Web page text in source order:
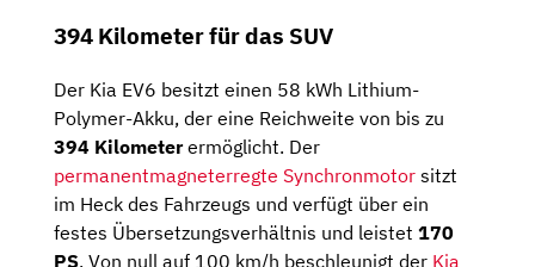
394 Kilometer für das SUV
Der Kia EV6 besitzt einen 58 kWh Lithium-
Polymer-Akku, der eine Reichweite von bis zu
394 Kilometerermöglicht. Der
permanentmagneterregte Synchronmotor sitzt
im Heck des Fahrzeugs und verfügt über ein
festes Übersetzungsverhältnis und leistet 170
PS. Von null auf 100 km/h beschleunigt der Kia